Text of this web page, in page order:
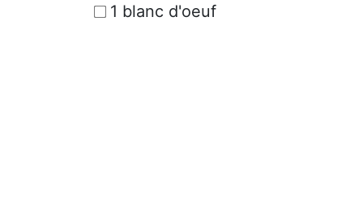
1 blanc d'oeuf